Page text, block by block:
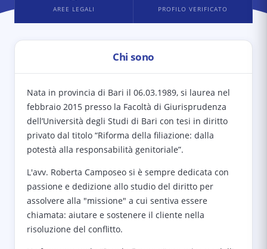
AREE LEGALI PROFILO VERIFICATO
Chi sono
Nata in provincia di Bari il 06.03.1989, si laurea nel
febbraio 2015 presso la Facoltà di Giurisprudenza
dell’Università degli Studi di Bari con tesi in diritto
privato dal titolo “Riforma della filiazione: dalla
potestà alla responsabilità genitoriale”.
L'avv. Roberta Camposeo si è sempre dedicata con
passione e dedizione allo studio del diritto per
assolvere alla "missione" a cui sentiva essere
chiamata: aiutare e sostenere il cliente nella
risoluzione del conflitto.